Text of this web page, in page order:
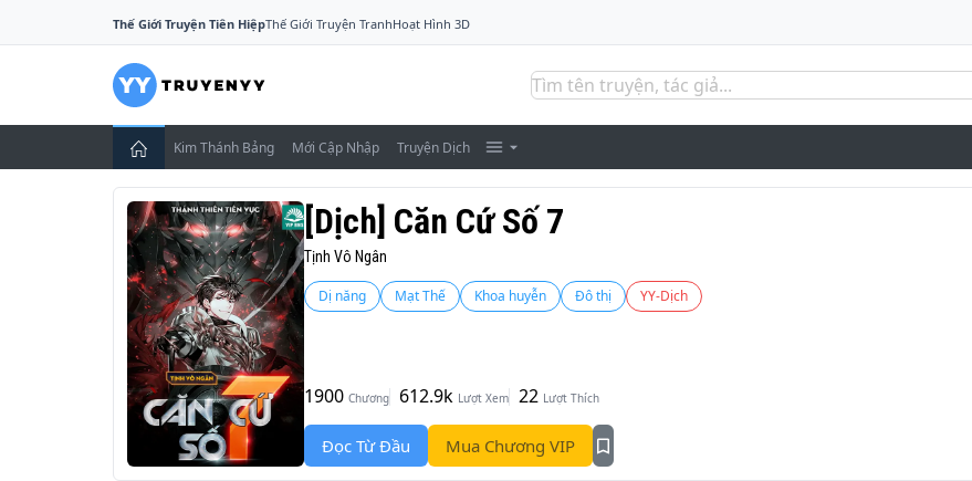
Thế Giới Truyện Tiên HiệpThế Giới Truyện TranhHoạt Hình 3D
Kim Thánh Bảng Mới Cập Nhập Truyện Dịch
[Dịch] Căn Cứ Số 7
Tịnh Vô Ngân
Dị năng Mạt Thế Khoa huyễn Đô thị YY-Dịch
1900 Chương 612.9k Lượt Xem 22 Lượt Thích
Đọc Từ Đầu Mua Chương VIP